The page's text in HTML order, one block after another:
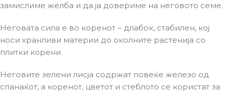
замислиме желба и да ја довериме на неговото семе.
Неговата сила е во коренот – длабок, стабилен, кој
носи хранливи материи до околните растенија со
плитки корени.
Неговите зелени лисја содржат повеќе железо од
спанаќот, а коренот, цветот и стеблото се користат за